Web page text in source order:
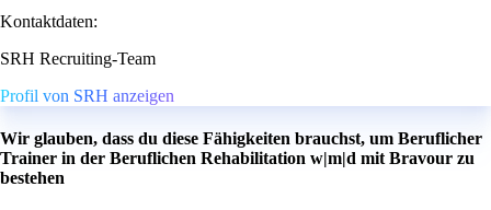
Kontaktdaten:
SRH Recruiting-Team
Profil von SRH anzeigen
Wir glauben, dass du diese Fähigkeiten brauchst, um Beruflicher
Trainer in der Beruflichen Rehabilitation w|m|d mit Bravour zu
bestehen